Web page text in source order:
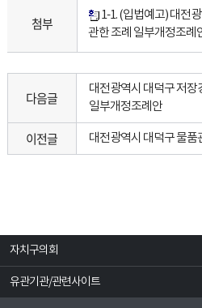
첨부
1-1. (입법예고) 대전
관한 조례 일부개정조례
다음글
대전광역시 대덕구 저장
일부개정조례안
이전글 대전광역시 대덕구 물
자치구의회
유관기관/관련사이트